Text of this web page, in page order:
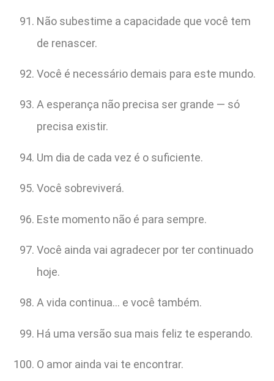
Não subestime a capacidade que você tem
de renascer.
Você é necessário demais para este mundo.
A esperança não precisa ser grande — só
precisa existir.
Um dia de cada vez é o suficiente.
Você sobreviverá.
Este momento não é para sempre.
Você ainda vai agradecer por ter continuado
hoje.
A vida continua… e você também.
Há uma versão sua mais feliz te esperando.
O amor ainda vai te encontrar.